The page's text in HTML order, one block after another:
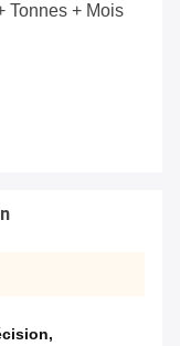
Tonnes + Mois
,